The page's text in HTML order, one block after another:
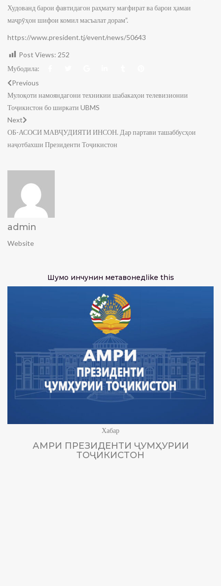
Худованд барои фавтидагон раҳмату мағфират ва барои ҳамаи
маҷрӯҳон шифои комил масъалат дорам”.
https://www.president.tj/event/news/50643
Post Views: 252
Мубодила:
Previous
Мулоқоти намояндагони техникии шабакаҳои телевизионии
Тоҷикистон бо ширкати UBMS
Next
ОБ-АСОСИ МАВҶУДИЯТИ ИНСОН. Дар партави ташаббусҳои
наҷотбахши Президенти Тоҷикистон
admin
Website
Шумо инчунин метавонедlike this
Хабар
АМРИ ПРЕЗИДЕНТИ ҶУМҲУРИИ
ТОҶИКИСТОН